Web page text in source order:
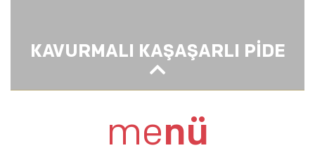
KAVURMALI KAŞAŞARLI PİDE
menü